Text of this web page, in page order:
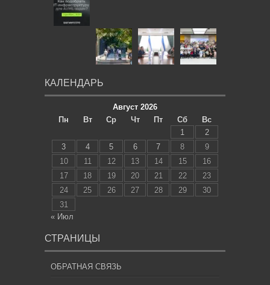
КАЛЕНДАРЬ
Август 2026
Пн
Вт Ср Чт Пт Сб
Вс
1
2
3
4 5 6 7 8
9
10
11 12 13 14 15
16
17
18 19 20 21 22
23
24
25 26 27 28 29
30
31
« Июл
СТРАНИЦЫ
ОБРАТНАЯ СВЯЗЬ